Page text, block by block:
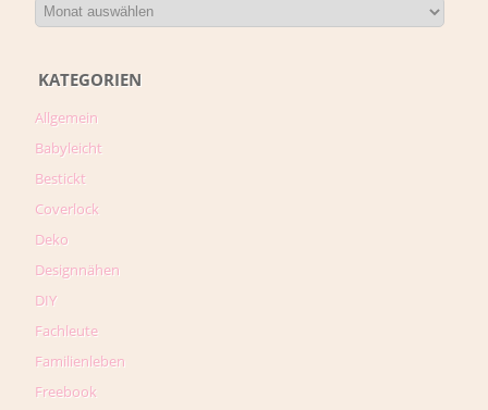
KATEGORIEN
Allgemein
Babyleicht
Bestickt
Coverlock
Deko
Designnähen
DIY
Fachleute
Familienleben
Freebook